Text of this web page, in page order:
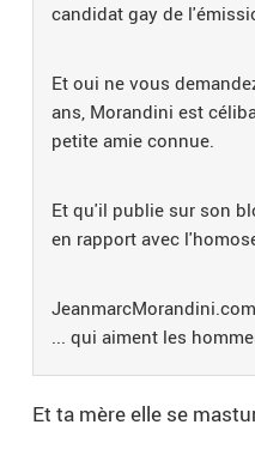
candidat gay de
Et oui ne vous
ans, Morandini est
petite amie connue.
Et qu'il publie sur son
en rapport avec
... qui aiment les
Et ta mère elle se